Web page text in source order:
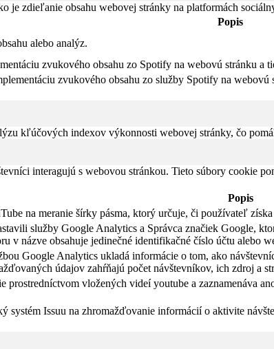
je zdieľanie obsahu webovej stránky na platformách
Popis
alebo analýz.
zvukového obsahu zo Spotify na webovú stránku
zvukového obsahu zo služby Spotify na
kľúčových indexov výkonnosti webovej stránky, čo
interagujú s webovou stránkou. Tieto súbory cookie
Popis
na meranie šírky pásma, ktorý určuje, či používateľ
služby Google Analytics a Správca značiek Google,
v názve obsahuje jedinečné identifikačné číslo účtu alebo
Google Analytics ukladá informácie o tom, ako
údajov zahŕňajú počet návštevníkov, ich zdroj a
prostredníctvom vložených videí youtube a zaznamenáva
systém Issuu na zhromažďovanie informácií o aktivite